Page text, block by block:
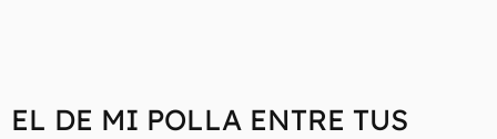
EL DE MI POLLA ENTRE TUS